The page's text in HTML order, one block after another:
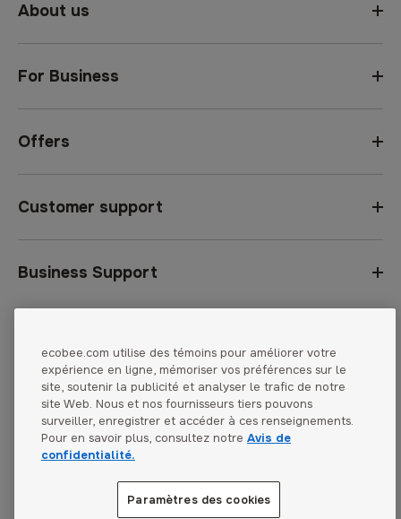
About us
For Business
Offers
Customer support
Business Support
Canada
Canada (Français)
Privacy Notice
Reseller Terms
Terms of Sale
Accessibility
Paramètres des cookies
ecobee.com utilise des témoins pour améliorer votre
expérience en ligne, mémoriser vos préférences sur le
site, soutenir la publicité et analyser le trafic de notre
site Web. Nous et nos fournisseurs tiers pouvons
surveiller, enregistrer et accéder à ces renseignements.
Pour en savoir plus, consultez notre Avis de
confidentialité.
Paramètres des cookies